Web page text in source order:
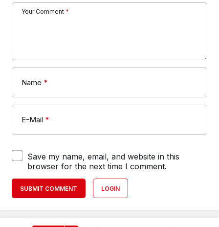
Your Comment *
Name *
E-Mail *
Save my name, email, and website in this
browser for the next time I comment.
SUBMIT COMMENT LOGIN